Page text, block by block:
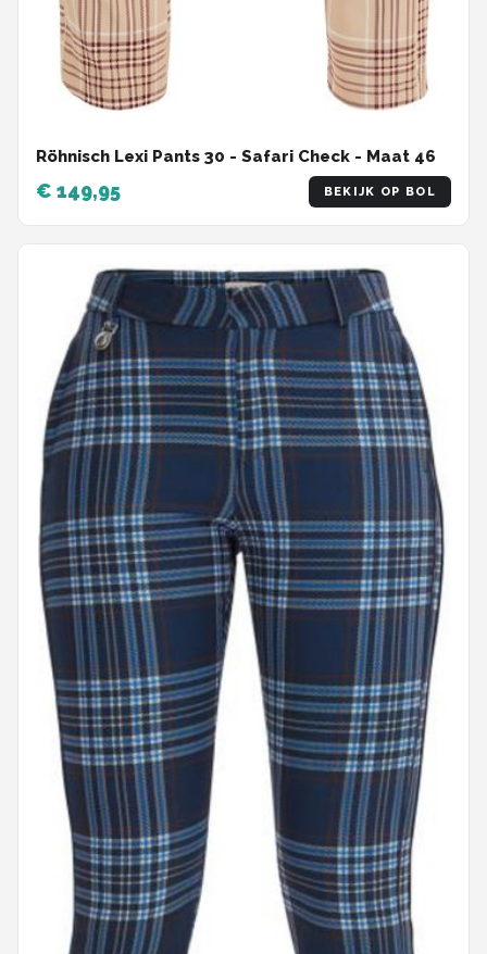
Röhnisch Lexi Pants 30 - Safari Check - Maat 46
€ 149,95 BEKIJK OP BOL